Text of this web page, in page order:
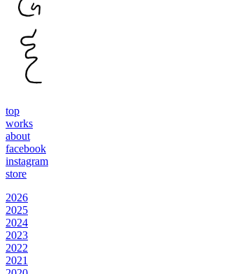
top
works
about
facebook
instagram
store
2026
2025
2024
2023
2022
2021